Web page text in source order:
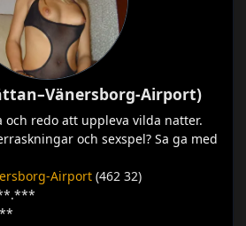
Airport)
och redo att uppleva vilda natter.
och sexspel? Sa ga med
Airport (462 32)